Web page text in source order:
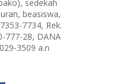
sedekah
beasiswa,
7734, Rek.
777-28, DANA
3509 a.n